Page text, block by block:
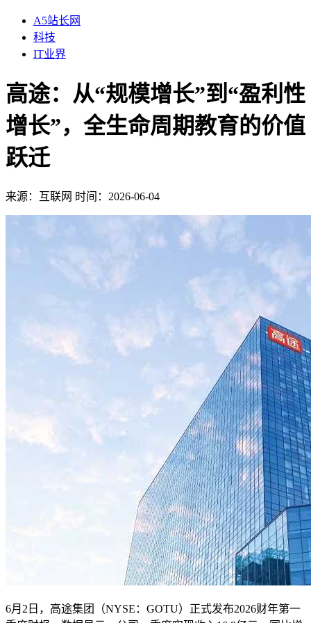
A5站长网
科技
IT业界
高途：从“规模增长”到“盈利性
增长”，全生命周期教育的价值
跃迁
来源： 互联网 时间：2026-06-04
6月2日，高途集团（NYSE：GOTU）正式发布2026财年第一